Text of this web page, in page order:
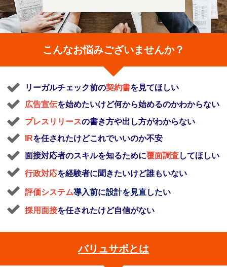
こんなお悩みございませんか？
リーガルチェック前の契約書を見てほしい
広告宣伝を始めたいけど何から始めるのかわからない
プレスリリースの書き方や出し方がわからない
IRを任されたけどこれでいいのか不安
面接対応者のスキルを知るために覆面調査してほしい
行政対応を経験者に聞きたいけど誰もいない
評価システム導入前に設計を見直したい
採用面接を任されたけど自信がない
バリュサポとは